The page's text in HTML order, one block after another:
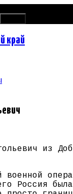
край
из
военной
Россия